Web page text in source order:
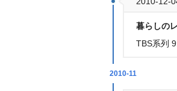
暮らしの
TBS系列
2010-11